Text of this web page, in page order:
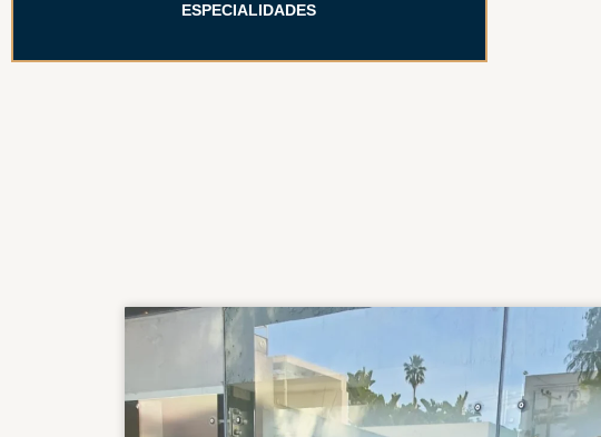
ESPECIALIDADES